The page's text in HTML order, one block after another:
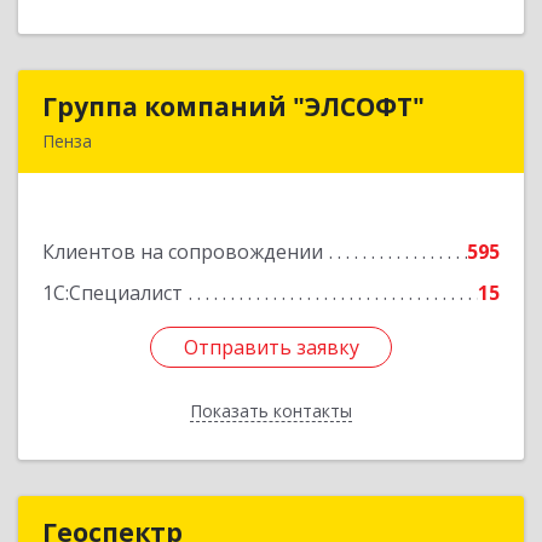
Группа компаний "ЭЛСОФТ"
Пенза
Клиентов на сопровождении
595
1С:Специалист
15
Отправить заявку
Показать контакты
Группа компаний "ЭЛСОФТ"
Подробнее
Отправить заявку
Назад
Геоспектр